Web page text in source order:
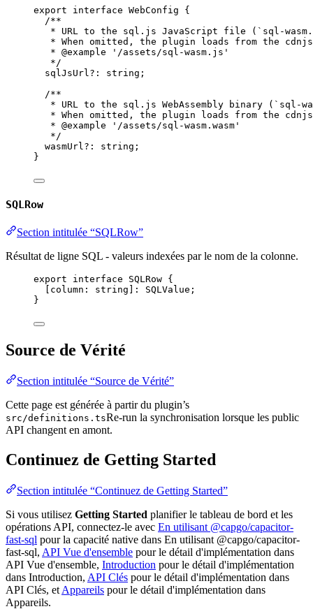
export interface WebConfig {
/**
* URL to the sql.js JavaScript file (`sql-
* When omitted, the plugin loads from the cdnjs
* @example '/assets/sql-wasm.js'
*/
sqlJsUrl ?: string ;
/**
* URL to the sql.js WebAssembly binary (`sql-
* When omitted, the plugin loads from the cdnjs
* @example '/assets/sql-wasm.wasm'
*/
wasmUrl ?: string ;
}
SQLRow
Section intitulée “SQLRow”
Résultat de ligne SQL - valeurs indexées par le nom de la colonne.
export interface SQLRow {
column : string : SQLValue ;
}
Source de Vérité
Section intitulée “Source de Vérité”
Cette page est générée à partir du plugin’s
src/definitions.tsRe-run la synchronisation lorsque les public
API changent en amont.
Continuez de Getting Started
Section intitulée “Continuez de Getting Started”
Si vous utilisez Getting Started planifier le tableau de bord et les
opérations API, connectez-le avec En utilisant @capgo/capacitor-
fast-sql pour la capacité native dans En utilisant @capgo/capacitor-
fast-sql, API Vue d'ensemble pour le détail d'implémentation dans
API Vue d'ensemble, Introduction pour le détail d'implémentation
dans Introduction, API Clés pour le détail d'implémentation dans
API Clés, et Appareils pour le détail d'implémentation dans
Appareils.